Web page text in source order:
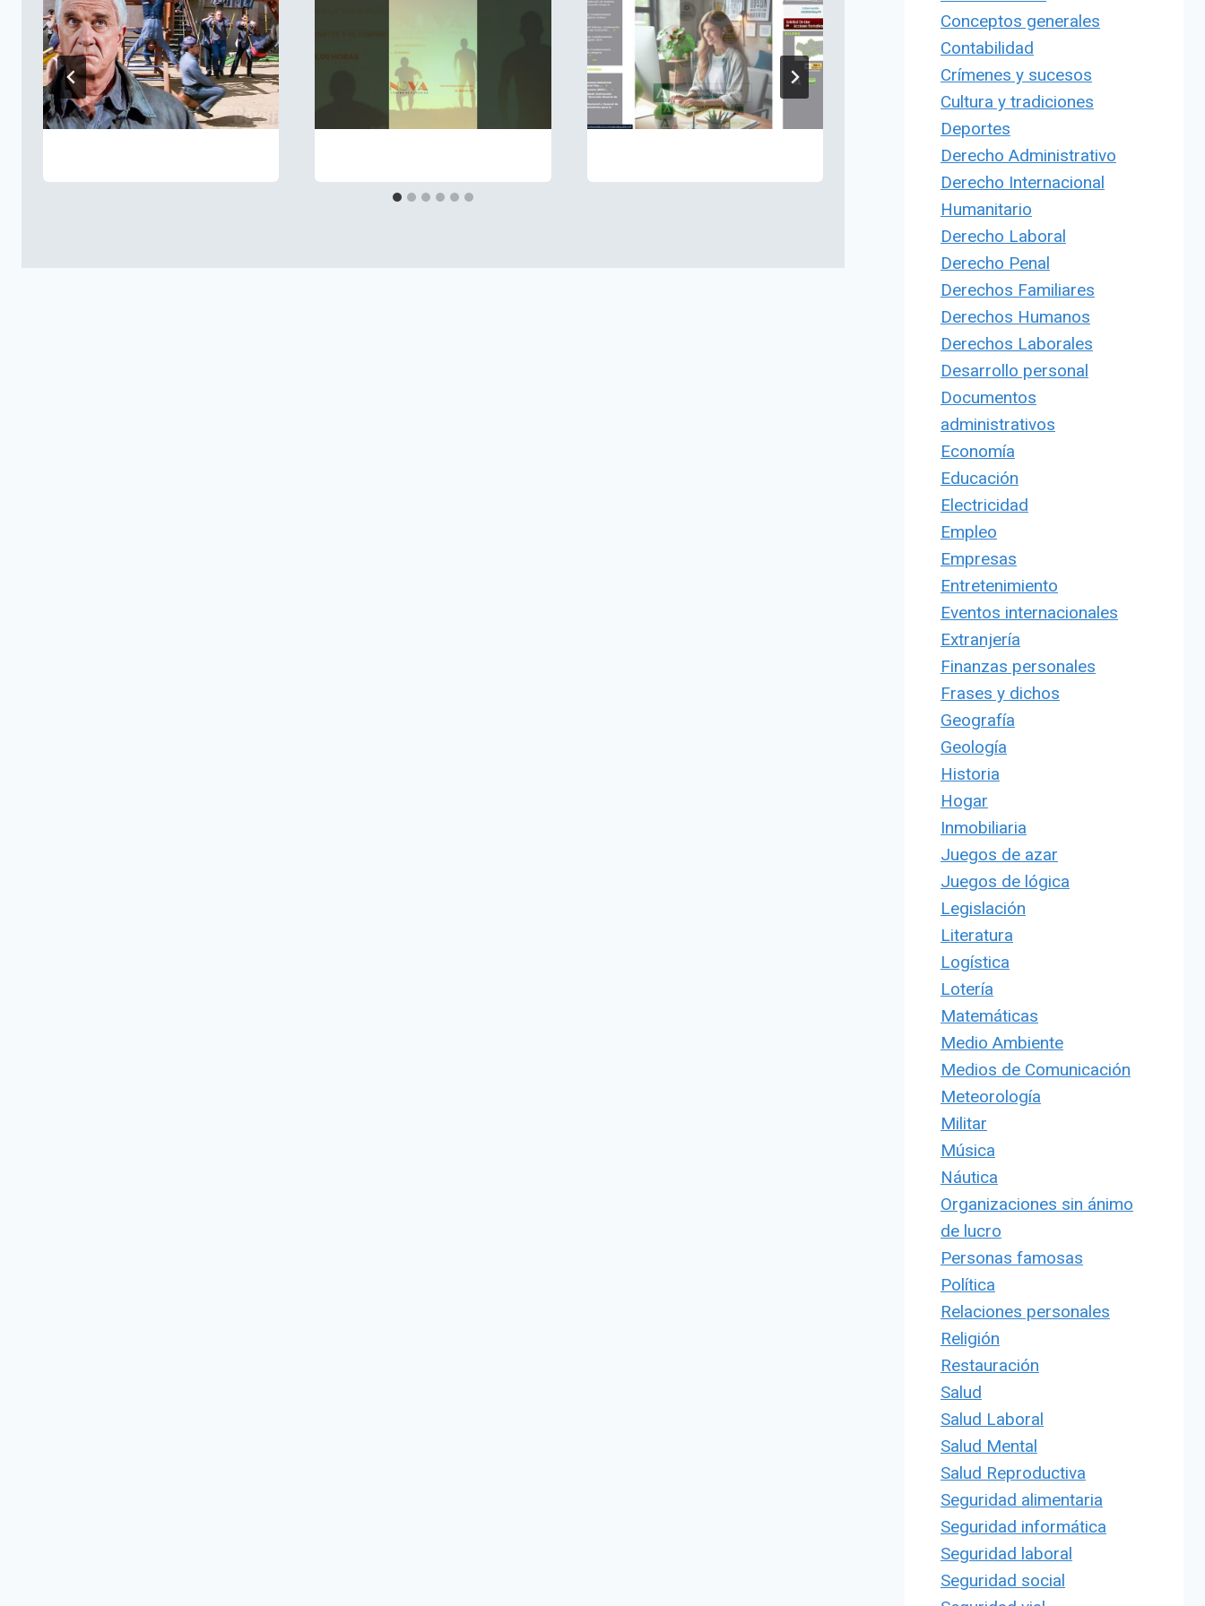
Conceptos generales
Contabilidad
Crímenes y sucesos
Cultura y tradiciones
Deportes
Derecho Administrativo
Derecho Internacional
Humanitario
Derecho Laboral
Derecho Penal
Derechos Familiares
Derechos Humanos
Derechos Laborales
Desarrollo personal
Documentos
administrativos
Economía
Educación
Electricidad
Empleo
Empresas
Entretenimiento
Eventos internacionales
Extranjería
Finanzas personales
Frases y dichos
Geografía
Geología
Historia
Hogar
Inmobiliaria
Juegos de azar
Juegos de lógica
Legislación
Literatura
Logística
Lotería
Matemáticas
Medio Ambiente
Medios de Comunicación
Meteorología
Militar
Música
Náutica
Organizaciones sin ánimo
de lucro
Personas famosas
Política
Relaciones personales
Religión
Restauración
Salud
Salud Laboral
Salud Mental
Salud Reproductiva
Seguridad alimentaria
Seguridad informática
Seguridad laboral
Seguridad social